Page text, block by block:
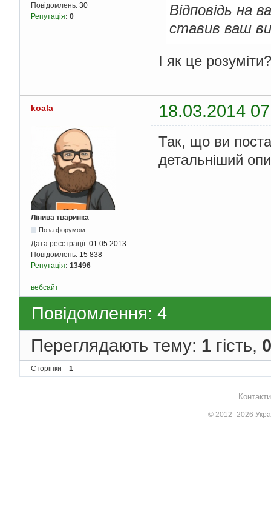
Повідомлень: 30
Репутація: 0
Відповідь на
ставив ваш
І як це розуміти?
koala 18.03.2014
Лінива тваринка
Поза форумом
Дата реєстрації: 01.05.2013
Повідомлень: 15 838
Репутація: 13496
Так, що ви
детальніший
вебсайт
Повідомлення: 4
Переглядають тему: 1 гість, 0
Сторінки 1
© 2012–2026